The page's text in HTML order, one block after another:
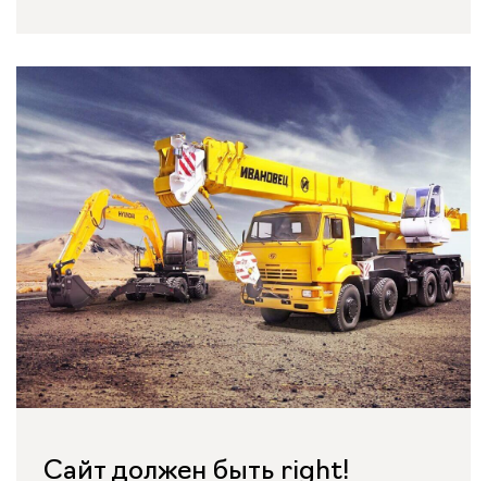
Сайт должен быть right!